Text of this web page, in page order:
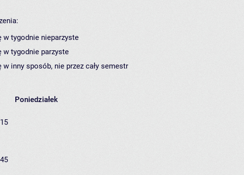
w tygodnie nieparzyste
w tygodnie parzyste
inny sposób, nie przez cały semestr
Poniedziałek